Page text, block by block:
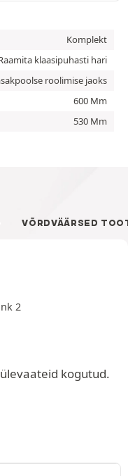
Komplekt
klaasipuhasti hari
roolimise jaoks
600 Mm
530 Mm
VÕRDVÄÄRSED
2
kogutud.